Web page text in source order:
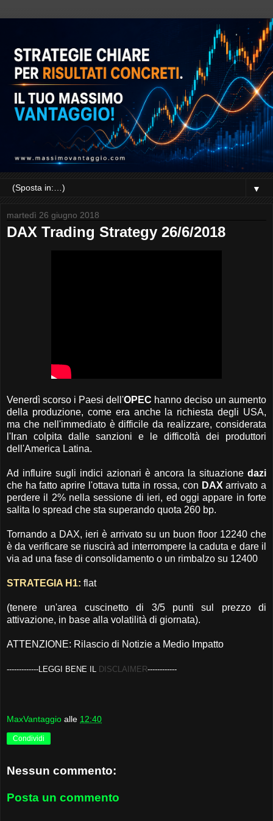
▼
martedì 26 giugno 2018
DAX Trading Strategy 26/6/2018
Venerdì scorso i Paesi dell'OPEC hanno deciso un aumento
della produzione, come era anche la richiesta degli USA,
ma che nell'immediato è difficile da realizzare, considerata
l'Iran colpita dalle sanzioni e le difficoltà dei produttori
dell'America Latina.
Ad influire sugli indici azionari è ancora la situazione dazi
che ha fatto aprire l'ottava tutta in rossa, con DAXarrivato a
perdere il 2% nella sessione di ieri, ed oggi appare in forte
salita lo spread che sta superando quota 260 bp.
Tornando a DAX, ieri è arrivato su un buon floor 12240 che
è da verificare se riuscirà ad interrompere la caduta e dare il
via ad una fase di consolidamento o un rimbalzo su 12400
STRATEGIA H1: flat
(tenere un'area cuscinetto di 3/5 punti sul prezzo di
attivazione, in base alla volatilità di giornata).
ATTENZIONE: Rilascio di Notizie a Medio Impatto
-------------LEGGI BENE IL DISCLAIMER------------
MaxVantaggio alle 12:40
Condividi
Nessun commento:
Posta un commento